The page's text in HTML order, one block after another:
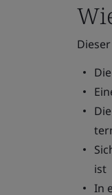
ist
In